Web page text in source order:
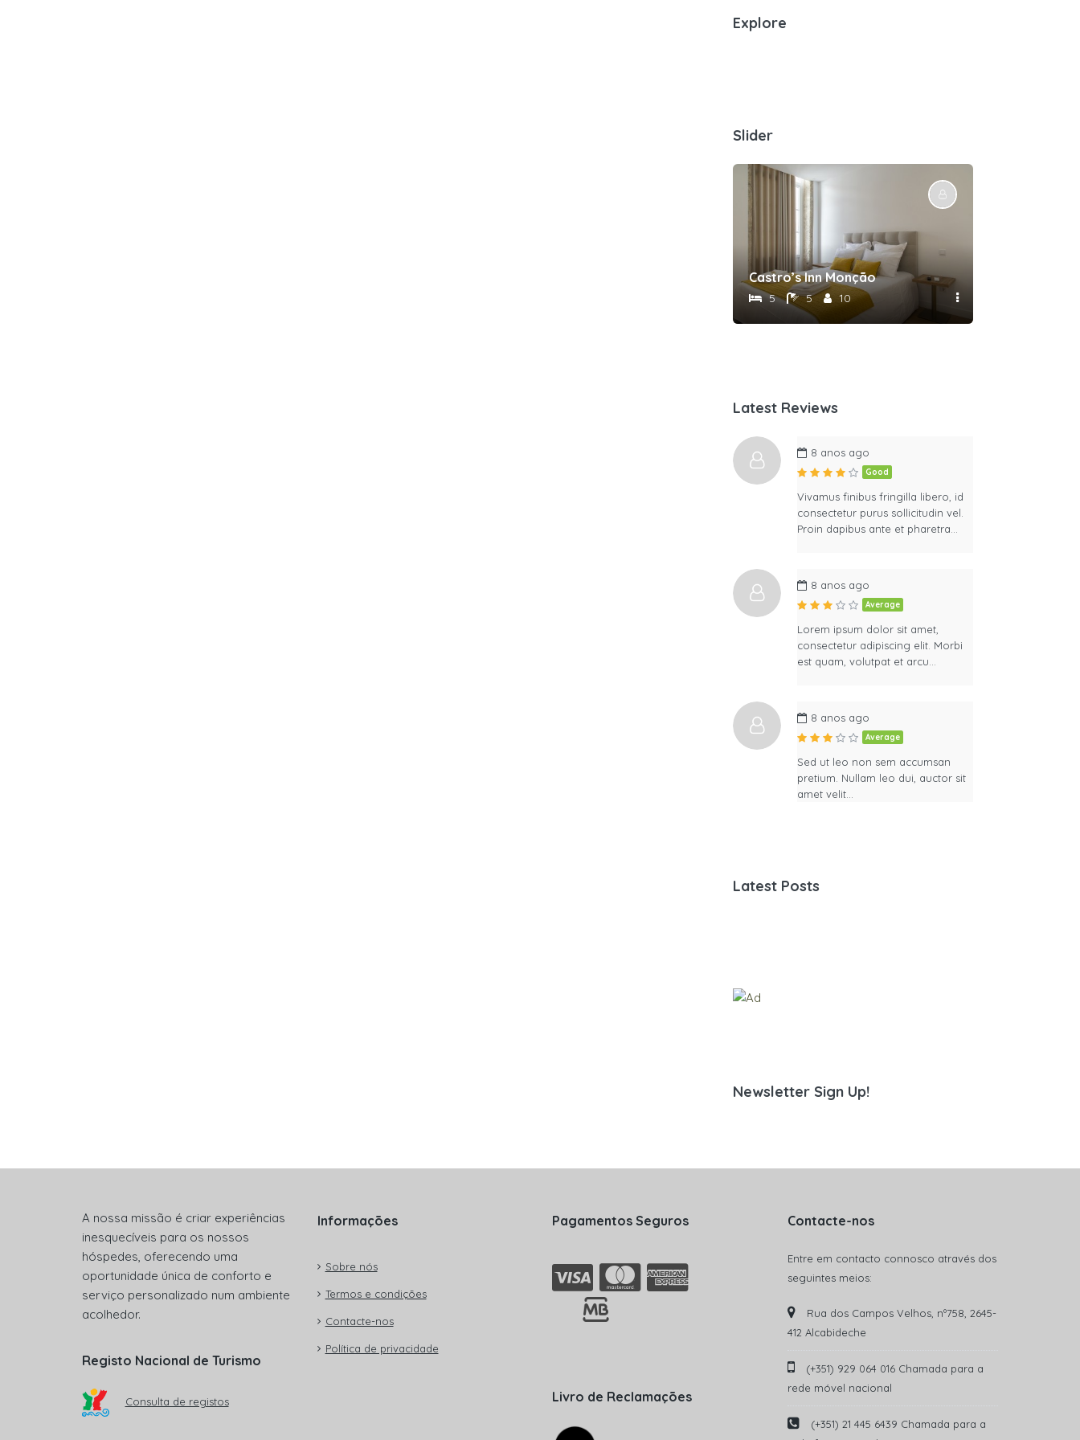
Explore
Slider
Castro’s Inn Monção
5 5 10
Latest Reviews
8 anos ago
Good
Vivamus finibus fringilla libero, id
consectetur purus sollicitudin vel.
Proin dapibus ante et pharetra…
8 anos ago
Average
Lorem ipsum dolor sit amet,
consectetur adipiscing elit. Morbi
est quam, volutpat et arcu…
8 anos ago
Average
Sed ut leo non sem accumsan
pretium. Nullam leo dui, auctor sit
amet velit…
Latest Posts
Newsletter Sign Up!
A nossa missão é criar experiências
inesquecíveis para os nossos
hóspedes, oferecendo uma
oportunidade única de conforto e
serviço personalizado num ambiente
acolhedor.
Registo Nacional de Turismo
Consulta de registos
Informações
Sobre nós
Termos e condições
Contacte-nos
Política de privacidade
Pagamentos Seguros
Livro de Reclamações
Contacte-nos
Entre em contacto connosco através dos
seguintes meios:
Rua dos Campos Velhos, nº758, 2645-
412 Alcabideche
(+351) 929 064 016 Chamada para a
rede móvel nacional
(+351) 21 445 6439 Chamada para a